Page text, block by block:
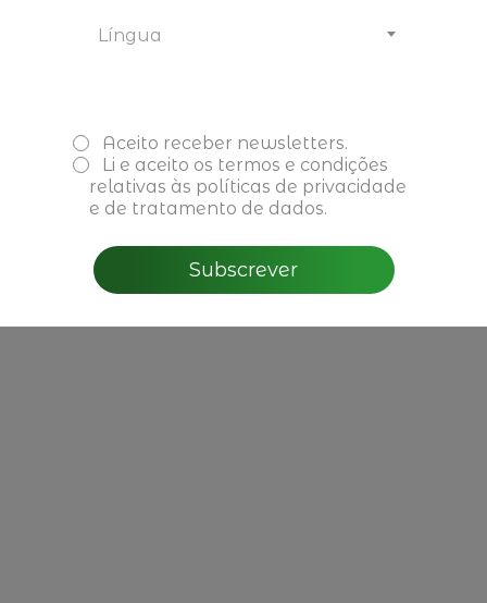
CBRE - Perspectivas do
Mercado Imobiliário para
2026 em Portugal
Ler mais
Língua
Aceito receber newsletters.
Li e aceito os termos e condições
relativas às políticas de privacidade
e de tratamento de dados.
Subscrever